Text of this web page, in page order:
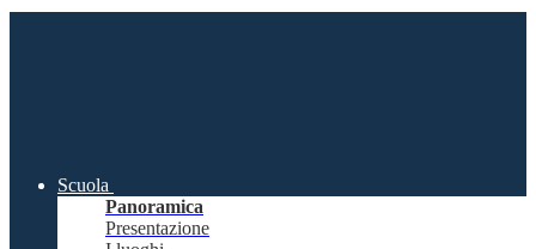
Scuola
Panoramica
Presentazione